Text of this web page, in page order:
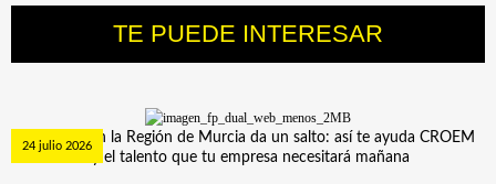
TE PUEDE INTERESAR
24 julio 2026
La FP Dual en la Región de Murcia da un salto: así te ayuda CROEM
a formar hoy el talento que tu empresa necesitará mañana